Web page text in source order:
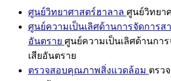
ศูนย์วิทยาศาสตร์ฮาลาล ศูนย์วิทยา
ศูนย์ความเป็นเลิศด้านการจัดการส
อันตราย ศูนย์ความเป็นเลิศด้านกา
เสียอันตราย
ตรวจสอบคุณภาพสิ่งแวดล้อม ตรว